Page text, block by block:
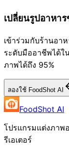
เปลี่ยนรูปอาหา
เข้าร่วมกับร้านอา
ระดับมืออาชีพได้ใ
ภาพได้ถึง 95%
ลองใช้ FoodShot AI
FoodShot AI
โปรแกรมแต่งภาพ
รีเอเตอร์